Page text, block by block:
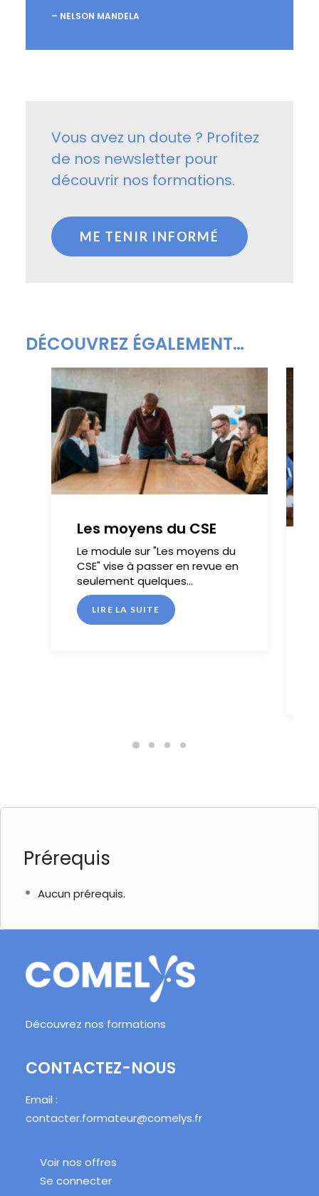
– NELSON MANDELA
Vous avez un doute ? Profitez
de nos newsletter pour
découvrir nos formations.
ME TENIR INFORMÉ
DÉCOUVREZ ÉGALEMENT…
Les moyens du CSE
Le module sur "Les moyens du
CSE" vise à passer en revue en
seulement quelques…
LIRE LA SUITE
Prérequis
Aucun prérequis.
Découvrez nos formations
CONTACTEZ-NOUS
Email :
contacter.formateur@comelys.fr
Voir nos offres
Se connecter